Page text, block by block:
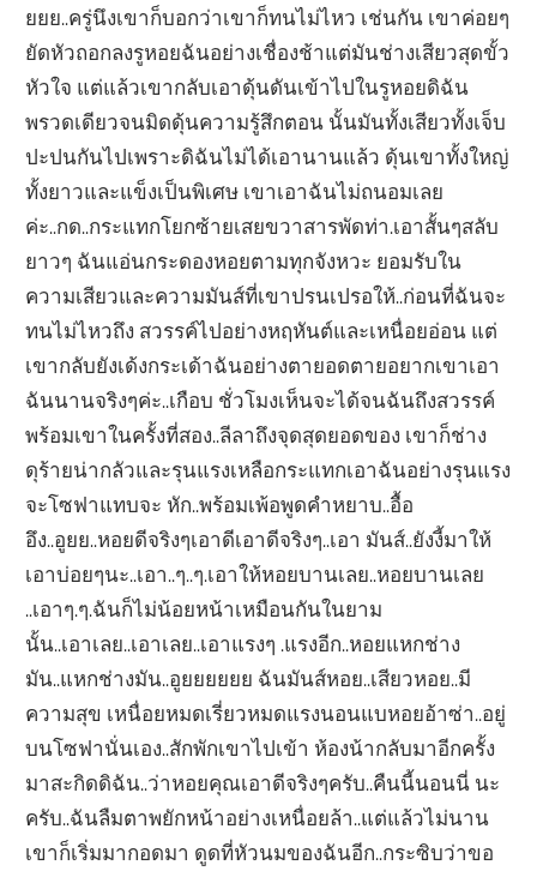
ยยย..ครู่นึงเขาก็บอกว่าเขาก็ทนไม่ไหว เช่นกัน เขาค่อยๆ
ยัดหัวถอกลงรูหอยฉันอย่างเชื่องช้าแต่มันช่างเสียวสุดขั้ว
หัวใจ แต่แล้วเขากลับเอาดุ้นดันเข้าไปในรูหอยดิฉัน
พรวดเดียวจนมิดดุ้นความรู้สึกตอน นั้นมันทั้งเสียวทั้งเจ็บ
ปะปนกันไปเพราะดิฉันไม่ได้เอานานแล้ว ดุ้นเขาทั้งใหญ่
ทั้งยาวและแข็งเป็นพิเศษ เขาเอาฉันไม่ถนอมเลย
ค่ะ..กด..กระแทกโยกซ้ายเสยขวาสารพัดท่า.เอาสั้นๆสลับ
ยาวๆ ฉันแอ่นกระดองหอยตามทุกจังหวะ ยอมรับใน
ความเสียวและความมันส์ที่เขาปรนเปรอให้..ก่อนที่ฉันจะ
ทนไม่ไหวถึง สวรรค์ไปอย่างหฤหันต์และเหนื่อยอ่อน แต่
เขากลับยังเด้งกระเด้าฉันอย่างตายอดตายอยากเขาเอา
ฉันนานจริงๆค่ะ..เกือบ ชั่วโมงเห็นจะได้จนฉันถึงสวรรค์
พร้อมเขาในครั้งที่สอง..ลีลาถึงจุดสุดยอดของ เขาก็ช่าง
ดุร้ายน่ากลัวและรุนแรงเหลือกระแทกเอาฉันอย่างรุนแรง
จะโซฟาแทบจะ หัก..พร้อมเพ้อพูดคำหยาบ..อื้อ
อึง..อูยย..หอยดีจริงๆเอาดีเอาดีจริงๆ..เอา มันส์..ยังงี้มาให้
เอาบ่อยๆนะ..เอา..ๆ..ๆ.เอาให้หอยบานเลย..หอยบานเลย
..เอาๆ.ๆ.ฉันก็ไม่น้อยหน้าเหมือนกันในยาม
นั้น..เอาเลย..เอาเลย..เอาแรงๆ .แรงอีก..หอยแหกช่าง
มัน..แหกช่างมัน..อูยยยยยย ฉันมันส์หอย..เสียวหอย..มี
ความสุข เหนื่อยหมดเรี่ยวหมดแรงนอนแบหอยอ้าซ่า..อยู่
บนโซฟานั่นเอง..สักพักเขาไปเข้า ห้องน้ากลับมาอีกครั้ง
มาสะกิดดิฉัน..ว่าหอยคุณเอาดีจริงๆครับ..คืนนี้นอนนี่ นะ
ครับ..ฉันลืมตาพยักหน้าอย่างเหนื่อยล้า..แต่แล้วไม่นาน
เขาก็เริ่มมากอดมา ดูดที่หัวนมของฉันอีก..กระซิบว่าขอ